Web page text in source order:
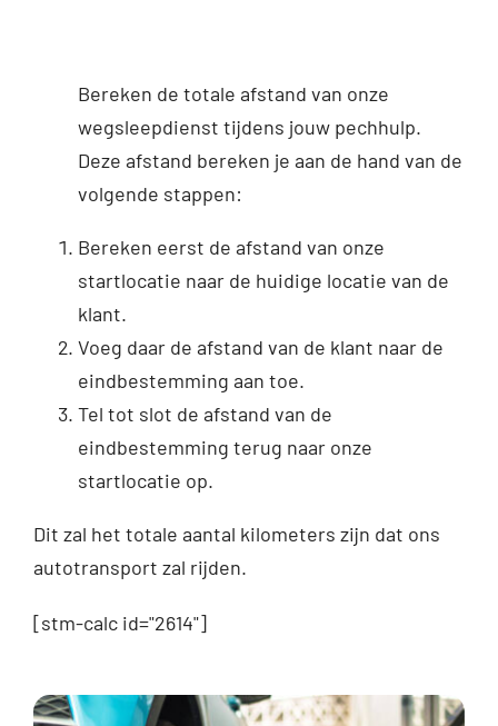
Bereken de totale afstand van onze
wegsleepdienst tijdens jouw pechhulp.
Deze afstand bereken je aan de hand van de
volgende stappen:
Bereken eerst de afstand van onze
startlocatie naar de huidige locatie van de
klant.
Voeg daar de afstand van de klant naar de
eindbestemming aan toe.
Tel tot slot de afstand van de
eindbestemming terug naar onze
startlocatie op.
Dit zal het totale aantal kilometers zijn dat ons
autotransport zal rijden.
[stm-calc id="2614"]